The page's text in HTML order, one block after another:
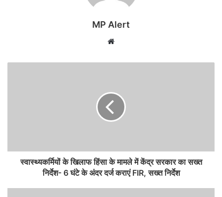
MP Alert
Website
स्वास्थ्यकर्मियों के खिलाफ हिंसा के मामले में केंद्र सरकार का सख्त
निर्देश- 6 घंटे के अंदर दर्ज कराएं FIR, सख्त निर्देश